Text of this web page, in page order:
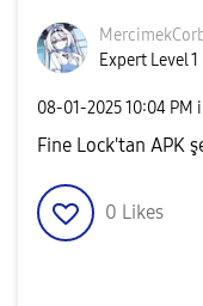
Expert Level 1
‎08-01-202510:04 PM
Fine Lock'tan APK
0 Likes